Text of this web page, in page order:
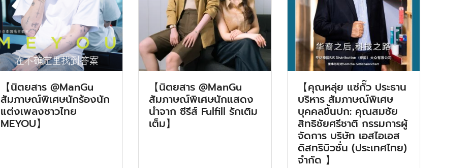
【นิตยสาร @ManGu
สัมภาษณ์พิเศษนักร้องนัก
แต่งเพลงชาวไทย
MEYOU】
【นิตยสาร @ManGu
สัมภาษณ์พิเศษนักแสดง
นำจาก ซีรีส์ Fulfill รักเติม
เต็ม】
【คุณหลุ่ย แซ่กั๊ว ประธาน
บริหาร สัมภาษณ์พิเศษ
บุคคลขึ้นปก: คุณสมชัย
สิทธิชัยศรีชาติ กรรมการผู้
จัดการ บริษัท เอสไอเอส
ดิสทริบิวชั่น (ประเทศไทย)
จำกัด 】